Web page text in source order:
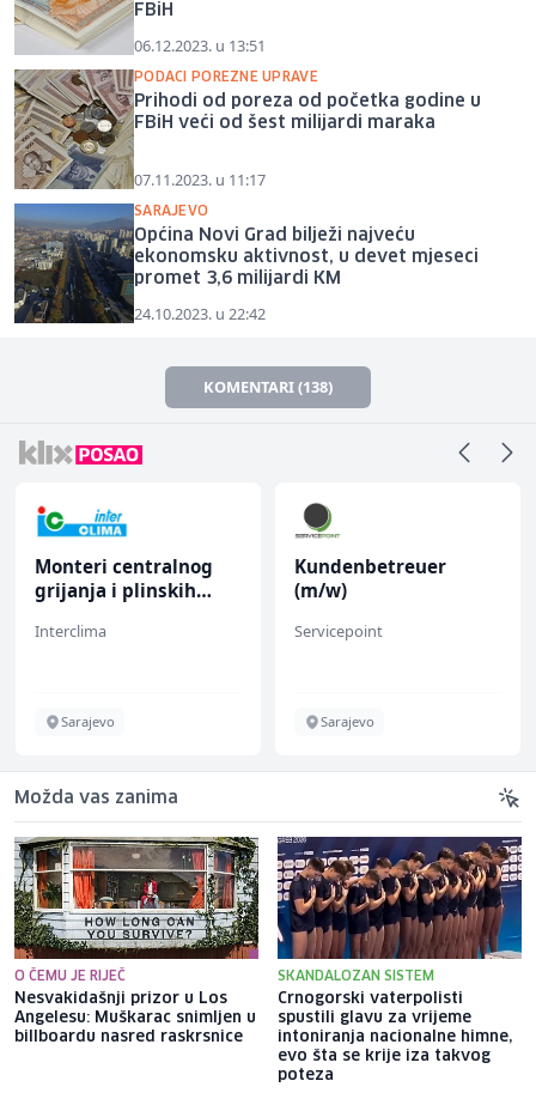
FBiH
06.12.2023. u 13:51
PODACI POREZNE UPRAVE
Prihodi od poreza od početka godine u
FBiH veći od šest milijardi maraka
07.11.2023. u 11:17
SARAJEVO
Općina Novi Grad bilježi najveću
ekonomsku aktivnost, u devet mjeseci
promet 3,6 milijardi KM
24.10.2023. u 22:42
KOMENTARI (138)
Monteri centralnog
grijanja i plinskih
Interclima
Sarajevo
Kundenbetreuer
(m/w)
Servicepoint
Sarajevo
Možda vas zanima
O ČEMU JE RIJEČ
Nesvakidašnji prizor u Los
Angelesu: Muškarac snimljen u
billboardu nasred raskrsnice
SKANDALOZAN SISTEM
Crnogorski vaterpolisti
spustili glavu za vrijeme
intoniranja nacionalne himne,
evo šta se krije iza takvog
poteza